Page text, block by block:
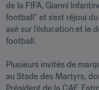
de la FIFA, Gianni
football" et s'est réjoui
axé sur l'éducation et le
football.
Plusieurs invités de
au Stade des Martyrs,
Président de la CAF,